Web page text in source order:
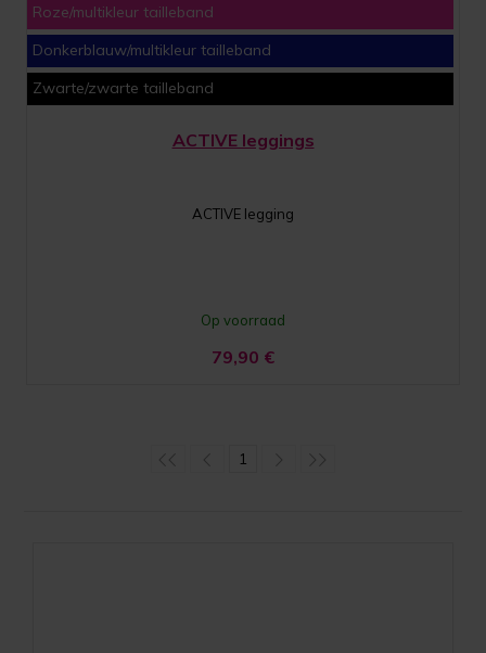
Roze/multikleur tailleband
Donkerblauw/multikleur tailleband
Zwarte/zwarte tailleband
ACTIVE leggings
ACTIVE legging
Op voorraad
79,90 €
1